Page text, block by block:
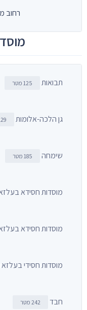
רחוב
תבואות 125 מטר
גן הלכה-אלומות 129
שימחה 185 מטר
מוסדות חסידא
מוסדות חסידא
מוסדות חסידי
חבד 242 מטר